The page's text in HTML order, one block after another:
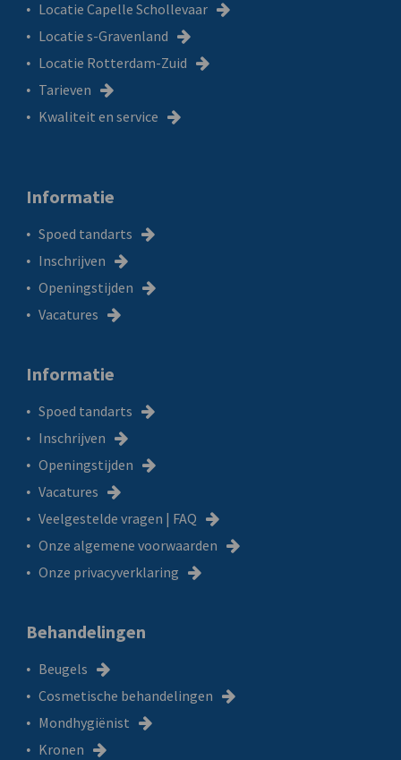
Locatie Capelle Schollevaar
Locatie s-Gravenland
Locatie Rotterdam-Zuid
Tarieven
Kwaliteit en service
Informatie
Spoed tandarts
Inschrijven
Openingstijden
Vacatures
Informatie
Spoed tandarts
Inschrijven
Openingstijden
Vacatures
Veelgestelde vragen | FAQ
Onze algemene voorwaarden
Onze privacyverklaring
Behandelingen
Beugels
Cosmetische behandelingen
Mondhygiënist
Kronen